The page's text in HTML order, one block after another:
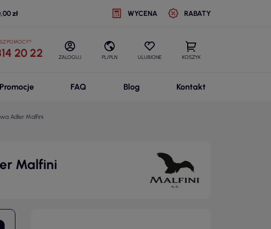
zł WYCENA RABATY
POMOCY?
20 22 ZALOGUJ PL/PLN ULUBIONE KOSZYK
Promocje FAQ Blog Kontakt
Adler Malfini
Malfini